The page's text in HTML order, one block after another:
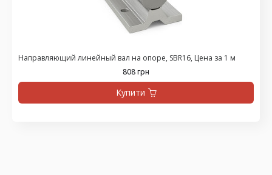
Направляющий линейный вал на опоре, SBR16, Цена за 1 м
808 грн
Купити